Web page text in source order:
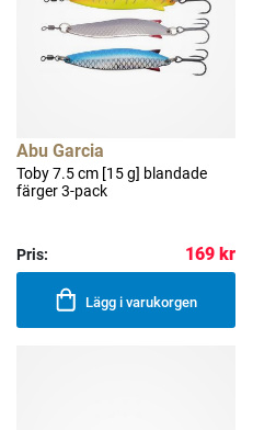
Abu Garcia
Toby 7.5 cm [15 g] blandade
färger 3-pack
Pris: 169 kr
Lägg i varukorgen